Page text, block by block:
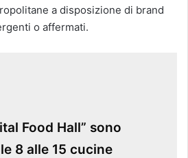
a disposizione di brand
o affermati.
Food Hall” sono
8 alle 15 cucine